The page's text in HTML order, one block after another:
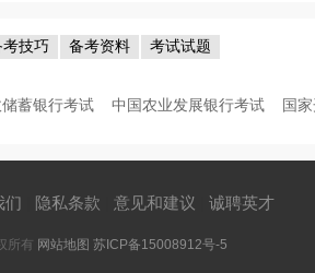
考技巧 备考资料 考试试题
蓄银行考试 中国农业发展银行考试 国
们 隐私条款 意见和建议 诚聘英才
所有 网站地图 苏ICP备15008912号-5